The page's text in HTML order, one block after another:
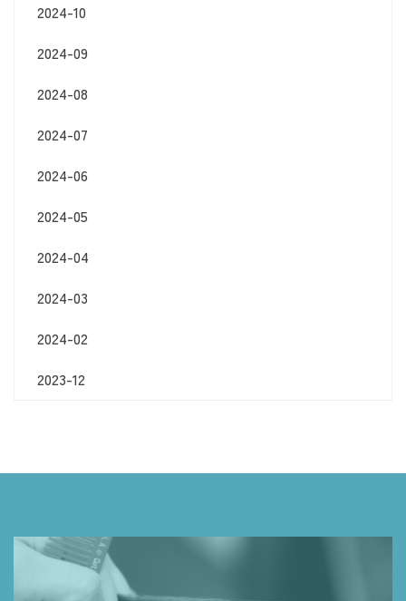
2024-10
2024-09
2024-08
2024-07
2024-06
2024-05
2024-04
2024-03
2024-02
2023-12